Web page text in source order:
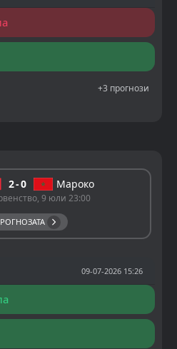
+3 прогнози
2 0 Мароко
9 юли 23:00
09-07-2026 15:26